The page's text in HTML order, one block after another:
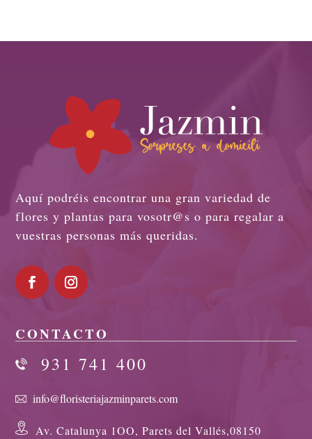
Aquí podréis encontrar una gran variedad de
flores y plantas para vosotr@s o para regalar a
vuestras personas más queridas.
CONTACTO
931 741 400
info@floristeriajazminparets.com
Av. Catalunya 1OO, Parets del Vallés,08150